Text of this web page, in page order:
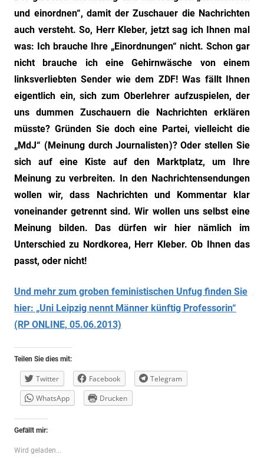
und einordnen“, damit der Zuschauer die Nachrichten
auch versteht. So, Herr Kleber, jetzt sag ich Ihnen mal
was: Ich brauche Ihre „Einordnungen“ nicht. Schon gar
nicht brauche ich eine Gehirnwäsche von einem
linksverliebten Sender wie dem ZDF! Was fällt Ihnen
eigentlich ein, sich zum Oberlehrer aufzuspielen, der
uns dummen Zuschauern die Nachrichten erklären
müsste? Gründen Sie doch eine Partei, vielleicht die
„MdJ“ (Meinung durch Journalisten)? Oder stellen Sie
sich auf eine Kiste auf den Marktplatz, um Ihre
Meinung zu verbreiten. In den Nachrichtensendungen
wollen wir, dass Nachrichten und Kommentar klar
voneinander getrennt sind. Wir wollen uns selbst eine
Meinung bilden. Das dürfen wir hier nämlich im
Unterschied zu Nordkorea, Herr Kleber. Ob Ihnen das
passt, oder nicht!
Und mehr zum groben feministischen Unfug finden Sie
hier: „Uni Leipzig nennt Männer künftig Professorin“
(RP ONLINE, 05.06.2013)
Teilen Sie dies mit:
Twitter Facebook
Telegram
WhatsApp
Drucken
Gefällt mir:
Wird geladen...